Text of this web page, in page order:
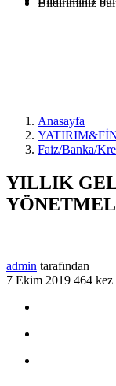
Bildiriminiz
Anasayfa
Faiz/Banka/
YILLIK
admin tarafından
7 Ekim 2019 464 kez